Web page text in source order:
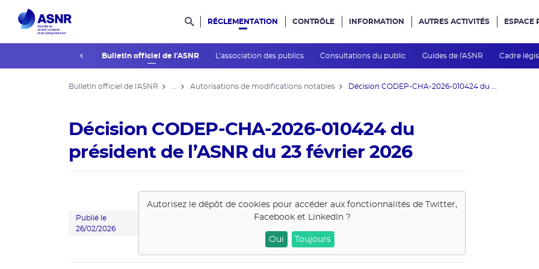
Rechercher dans le site
RÉGLEMENTATION
La réglementation Bulletin officiel de l'ASNR L’association des publics Consultations du public Guides de l'ASNR Cadre
CONTRÔLE INFORMATION AUTRES ACTIVITÉS ESPACE
Bulletin officiel de l'ASNR Autorisations de modifications notables Décision CODEP-CHA-2026-010424 du ...
Décision CODEP-CHA-2026-010424 du
président de l’ASNR du 23 février 2026
Publié le
26/02/2026
Autorisez le dépôt de cookies pour accéder aux fonctionnalités de
Twitter,
Facebook et LinkedIn?
Oui Toujours